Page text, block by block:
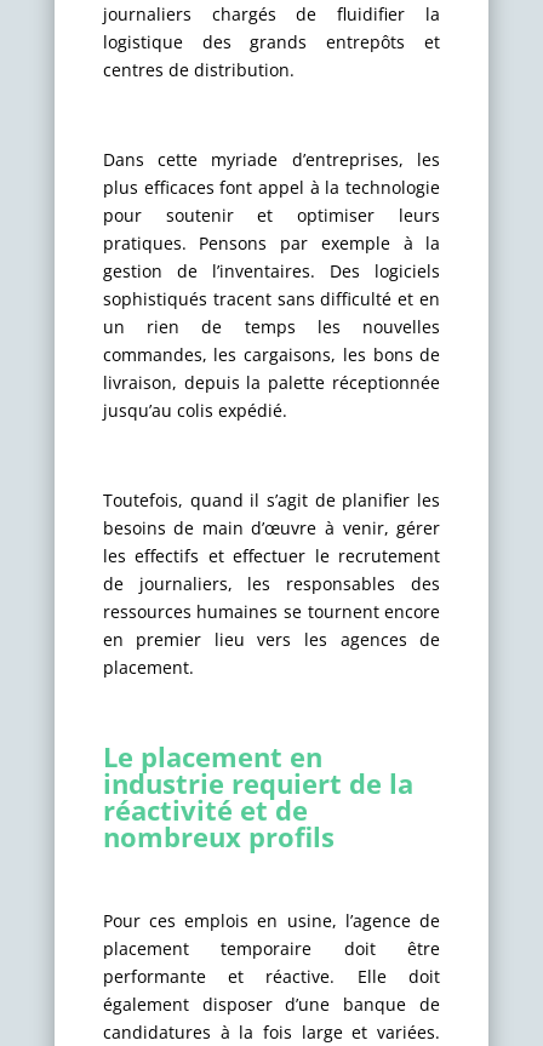
journaliers chargés de fluidifier la
logistique des grands entrepôts et
centres de distribution.
Dans cette myriade d’entreprises, les
plus efficaces font appel à la technologie
pour soutenir et optimiser leurs
pratiques. Pensons par exemple à la
gestion de l’inventaires. Des logiciels
sophistiqués tracent sans difficulté et en
un rien de temps les nouvelles
commandes, les cargaisons, les bons de
livraison, depuis la palette réceptionnée
jusqu’au colis expédié.
Toutefois, quand il s’agit de planifier les
besoins de main d’œuvre à venir, gérer
les effectifs et effectuer le recrutement
de journaliers, les responsables des
ressources humaines se tournent encore
en premier lieu vers les agences de
placement.
Le placement en
industrie requiert de la
réactivité et de
nombreux profils
Pour ces emplois en usine, l’agence de
placement temporaire doit être
performante et réactive. Elle doit
également disposer d’une banque de
candidatures à la fois large et variées.